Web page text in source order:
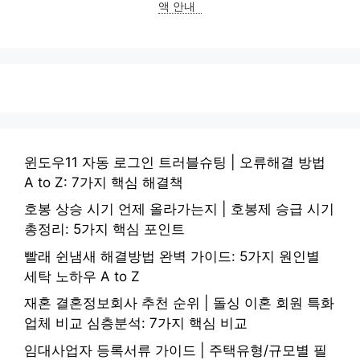
액 안내
윈도우11 자동 로그인 트러블슈팅 | 오류해결 방법
A to Z: 7가지 핵심 해결책
호봉 상승 시기 언제 올라가는지 | 호봉제 승급 시기
총정리: 5가지 핵심 포인트
빨래 쉰냄새 해결방법 완벽 가이드: 5가지 원인별
세탁 노하우 A to Z
재혼 결혼정보회사 추천 순위 | 돌싱 이혼 회원 특화
업체 비교 심층분석: 7가지 핵심 비교
임대사업자 등록서류 가이드 | 주택유형/규모별 필